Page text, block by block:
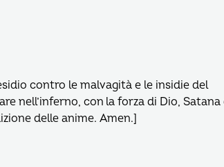
contro le malvagità e le insidie del
nell’inferno, con la forza di Dio, Satana
delle anime. Amen.]